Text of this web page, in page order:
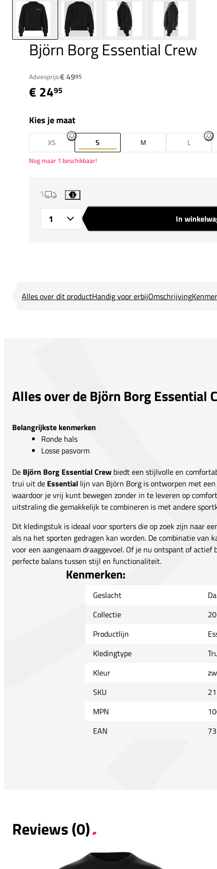
Björn Borg Essential Crew
Adviesprijs:€ 4995
€ 2495
Kies je maat
XS S M L
Nog maar 1 beschikbaar!
i
In
Alles over dit productHandig voor erbijOmschrijving
Alles over de Björn Borg Essential
Belangrijkste kenmerken
Ronde hals
Losse pasvorm
De Björn Borg Essential Crew biedt een stijlvolle en
trui uit de Essential lijn van Björn Borg is ontworpen met
waardoor je vrij kunt bewegen zonder in te leveren op
uitstraling die gemakkelijk te combineren is met andere
Dit kledingstuk is ideaal voor sporters die op zoek zijn naar
als na het sporten gedragen kan worden. De combinatie van
voor een aangenaam draaggevoel. Of je nu ontspant of actief
perfecte balans tussen stijl en functionaliteit.
Kenmerken:
Geslacht
Collectie
Productlijn
Kledingtype
Kleur
SKU
MPN
EAN
Reviews (0)